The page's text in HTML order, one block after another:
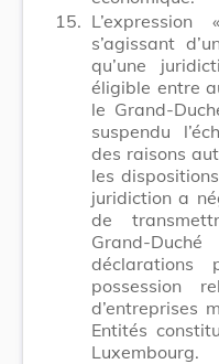
15. L’expression
s’agissant
qu’une
éligible entre
le Grand-
suspendu
des raisons
les
juridiction a
de
Grand-
possession
d’entreprises
Entités
Luxembourg.